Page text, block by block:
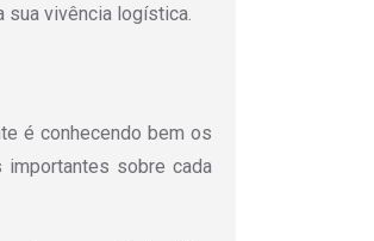
sua vivência logística.
é conhecendo bem os
sobre cada